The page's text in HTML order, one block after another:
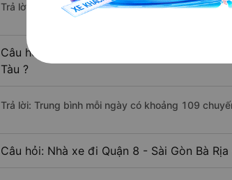
Trả lời: Đoạn đường đi Bà Rịa - Bà Rịa-Vũng Tàu
Câu hỏi: Mỗi ngày có bao nhiêu chuyến xe
Tàu ?
Trả lời: Trung bình mỗi ngày có khoảng 109
Câu hỏi: Nhà xe đi Quận 8 - Sài Gòn Bà